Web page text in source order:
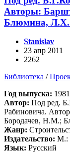
Авторы:
Блюмина, Л.Х.
Stanislav
23 апр 2011
2262
Библиотека /
Год выпуска: 1981
Автор: Под ред.
Рабиновича.
Бородачев, Н.М.;
Жанр:
Издательство: М.:
Язык: Русский